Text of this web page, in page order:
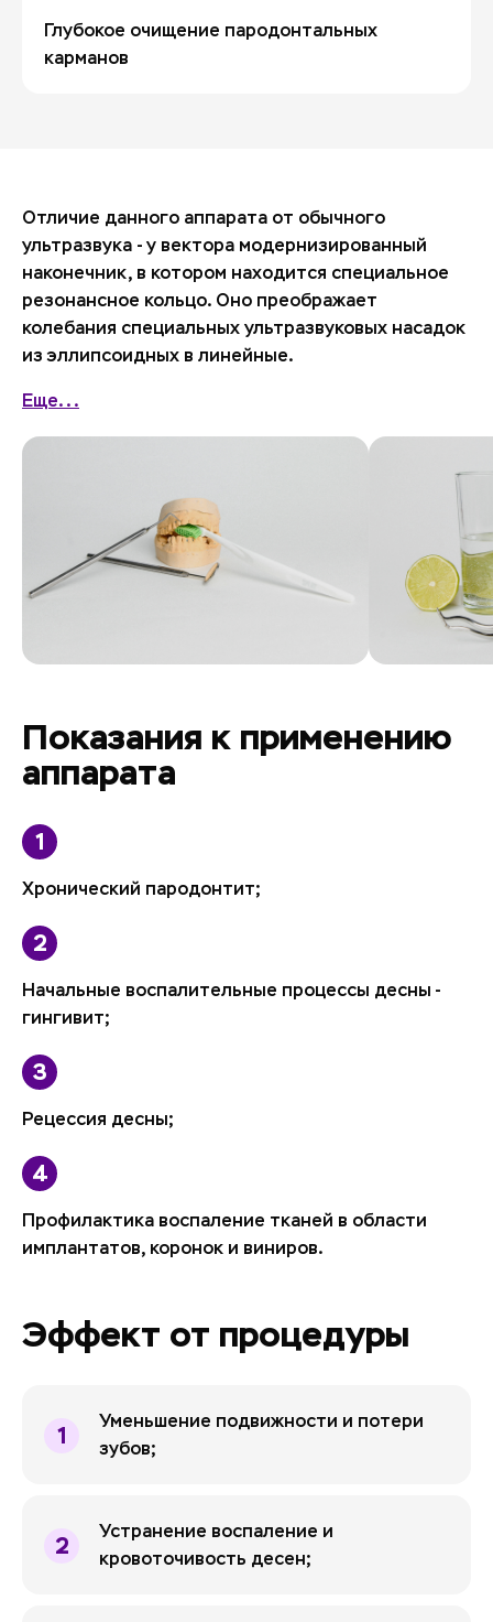
Глубокое очищение пародонтальных
карманов
Отличие данного аппарата от обычного
ультразвука - у вектора модернизированный
наконечник, в котором находится специальное
резонансное кольцо. Оно преображает
колебания специальных ультразвуковых насадок
из эллипсоидных в линейные.
Еще...
Показания к применению
аппарата
Хронический пародонтит;
Начальные воспалительные процессы десны -
гингивит;
Рецессия десны;
Профилактика воспаление тканей в области
имплантатов, коронок и виниров.
Эффект от процедуры
Уменьшение подвижности и потери
зубов;
Устранение воспаление и
кровоточивость десен;